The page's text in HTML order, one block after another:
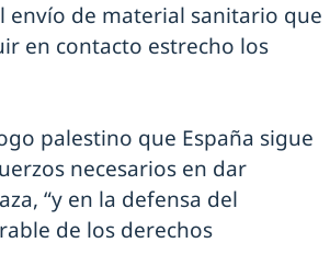
envío de material sanitario que
en contacto estrecho los
palestino que España sigue
necesarios en dar
“y en la defensa del
de los derechos